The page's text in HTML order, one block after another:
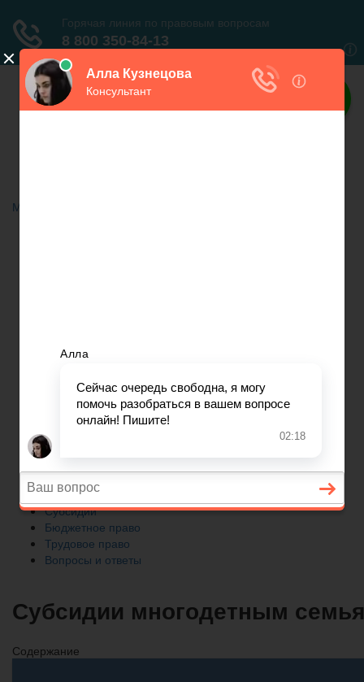
Права граждан
Меню
Бюджетное право
Трудовое право
Автомобильное право
Субсидии
Бюджетное право
Трудовое право
Вопросы и ответы
Субсидии многодетным
Содержание